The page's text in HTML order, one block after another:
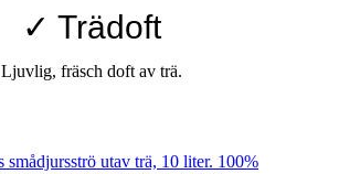
✓ Trädoft
Ljuvlig, fräsch doft av trä.